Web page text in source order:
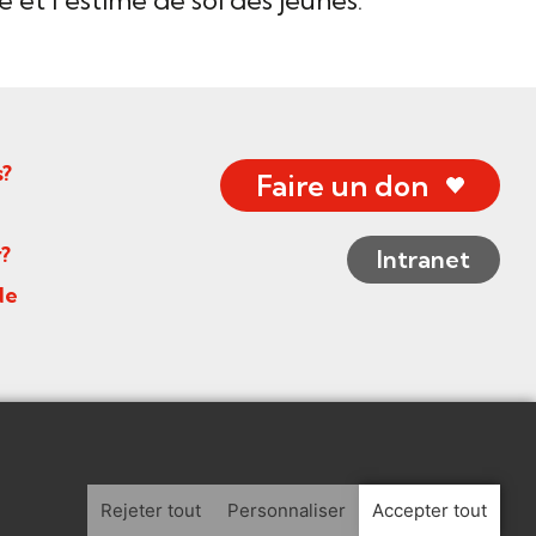
Faire un don
Intranet
Rejeter tout Personnaliser Accepter tout